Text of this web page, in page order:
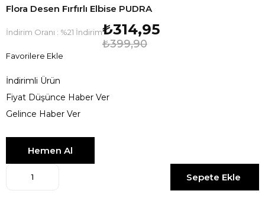
Flora Desen Fırfırlı Elbise PUDRA
İndirim Oranı : %21 İndirim
₺399,90
₺314,95
Favorilere Ekle
İndirimli Ürün
Fiyat Düşünce Haber Ver
Gelince Haber Ver